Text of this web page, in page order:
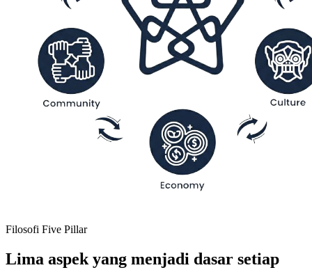
Filosofi Five Pillar
Lima aspek yang menjadi dasar setiap